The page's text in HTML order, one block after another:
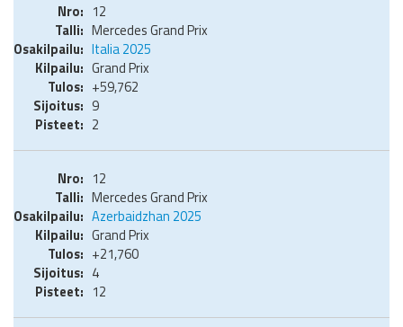
12
Mercedes Grand Prix
Italia 2025
Grand Prix
+59,762
9
2
12
Mercedes Grand Prix
Azerbaidzhan 2025
Grand Prix
+21,760
4
12